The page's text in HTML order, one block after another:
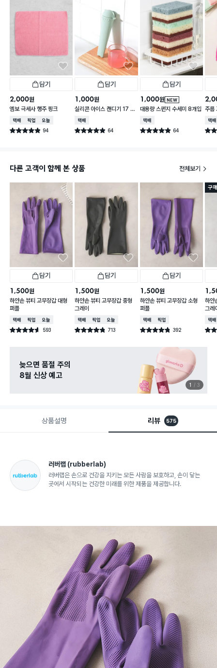
담기
2,000원
엠보 극세사 행주 핑크
택배배송매장픽업오늘배송
별점 4.9점 94
건 작성
담기
1,000원
실리콘 아이스 캔디기 17 X
4 cm
택배배송
별점 4.9점 64
건 작성
담기
NEW
1,000원
대용량 스펀지 수세미 8개입
택배배송
별점 4.9점 64
건 작성
주름
택배
별점
다른 고객이 함께 본 상품 전체보기
담기
1,500원
하얀손 뷰티 고무장갑 대형
퍼플
택배배송매장픽업오늘배송
별점 4.6점 593
건 작성
담기
1,500원
하얀손 뷰티 고무장갑 중형
그레이
택배배송매장픽업오늘배송
별점 4.8점 713
건 작성
담기
1,500원
하얀손 뷰티 고무장갑 소형
퍼플
택배배송매장픽업
별점 4.8점 392
건 작성
구
하얀
그레
택배
별점
늦으면 품절 주의
8월 신상 예고
1 3
상품설명 리뷰 575
러버랩 (rubberlab)
러버랩은 손으로 건강을 지키는 모든 사람을 보호하고, 손이 닿는
곳에서 시작되는 건강한 미래를 위한 제품을 제공합니다.